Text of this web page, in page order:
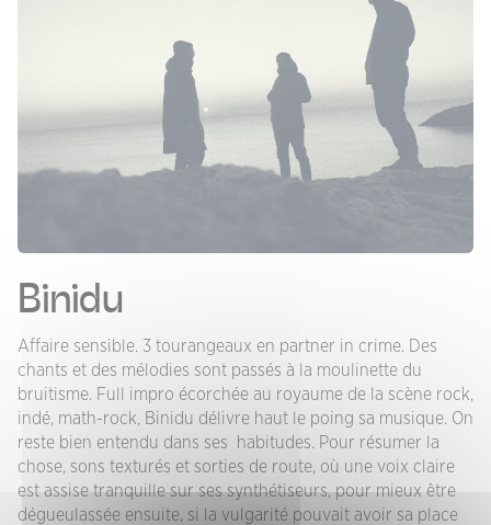
Binidu
Affaire sensible. 3 tourangeaux en partner in crime. Des
chants et des mélodies sont passés à la moulinette du
bruitisme. Full impro écorchée au royaume de la scène rock,
indé, math-rock, Binidu délivre haut le poing sa musique. On
reste bien entendu dans ses habitudes. Pour résumer la
chose, sons texturés et sorties de route, où une voix claire
est assise tranquille sur ses synthétiseurs, pour mieux être
dégueulassée ensuite, si la vulgarité pouvait avoir sa place